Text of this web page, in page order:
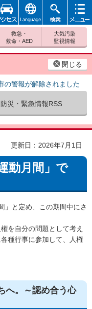
閉じる
の警報が解除されました
防災・緊急情報RSS
救急・
救命・AED
大気汚染
監視情報
クセ
foreign 検索
メニュ
更新日：2026年7月1日
動月間」で
」と定め、この期間中にさ
を自分の問題として考え
種行事に参加して、人権
へ。～認め合う心